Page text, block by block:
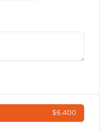
$6.400